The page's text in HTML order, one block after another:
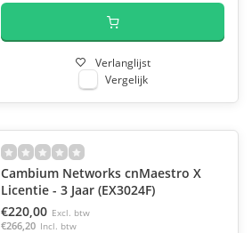
Verlanglijst
Vergelijk
Cambium Networks cnMaestro X
Licentie - 3 Jaar (EX3024F)
€220,00 Excl. btw
€266,20 Incl. btw